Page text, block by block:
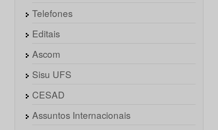
Telefones
Editais
Ascom
Sisu UFS
CESAD
Assuntos Internacionais